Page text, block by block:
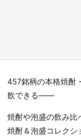
457銘柄の本格焼酎
飲できる――
焼酎や泡盛の飲み比
焼酎＆泡盛コレク